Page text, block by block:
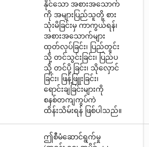
နိုင်သော အစားအသောက်
ကို အများပြည်သူတို့ စား
သုံးမိခြင်းမှ ကာကွယ်ရန်၊
အစားအသောက်များ
ထုတ်လုပ်ခြင်း၊ ပြည်တွင်း
သို့ တင်သွင်းခြင်း၊ ပြည်ပ
သို့ တင်ပို့ ခြင်း၊ သိုလှောင်
ခြင်း၊ ဖြန့်ဖြူးခြင်း၊
ရောင်းချခြင်းများကို
စနစ်တကျကွပ်ကဲ
ထိန်းသိမ်းရန် ဖြစ်ပါသည်။
ဤစီမံဆောင်ရွက်မှု